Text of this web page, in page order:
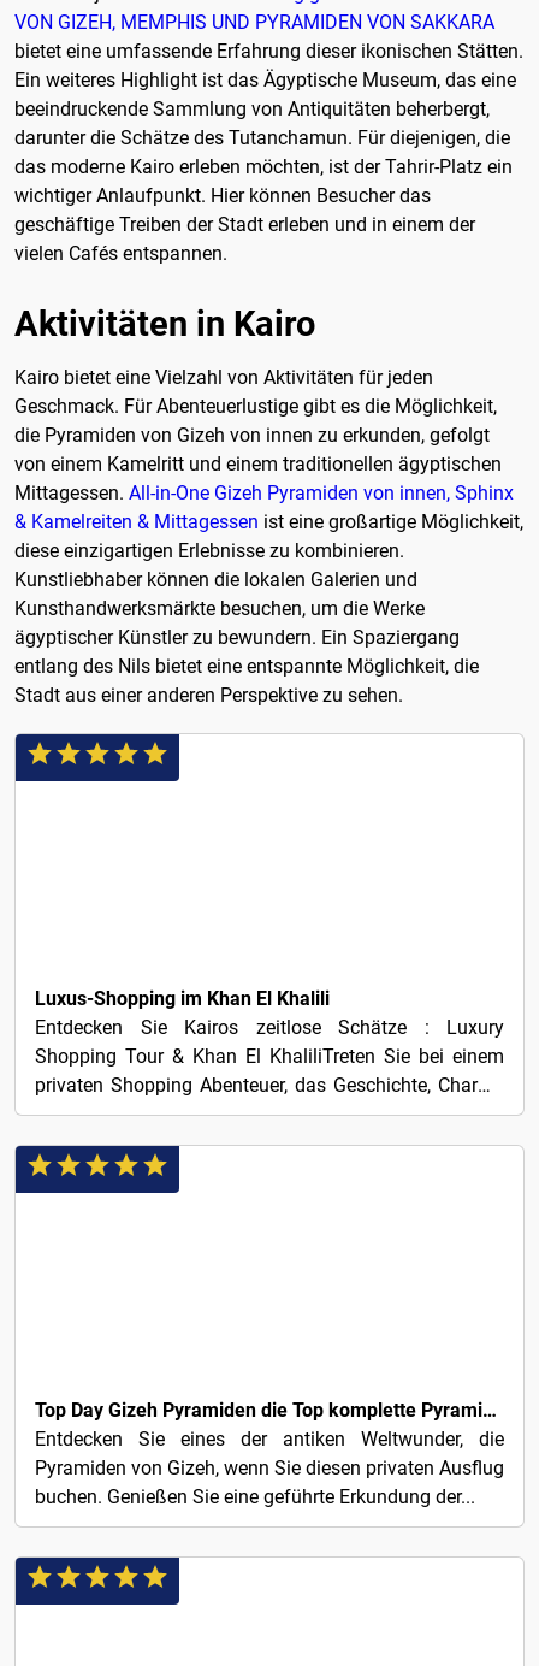
VON GIZEH, MEMPHIS UND PYRAMIDEN VON SAKKARA
bietet eine umfassende Erfahrung dieser ikonischen Stätten.
Ein weiteres Highlight ist das Ägyptische Museum, das eine
beeindruckende Sammlung von Antiquitäten beherbergt,
darunter die Schätze des Tutanchamun. Für diejenigen, die
das moderne Kairo erleben möchten, ist der Tahrir-Platz ein
wichtiger Anlaufpunkt. Hier können Besucher das
geschäftige Treiben der Stadt erleben und in einem der
vielen Cafés entspannen.
Aktivitäten in Kairo
Kairo bietet eine Vielzahl von Aktivitäten für jeden
Geschmack. Für Abenteuerlustige gibt es die Möglichkeit,
die Pyramiden von Gizeh von innen zu erkunden, gefolgt
von einem Kamelritt und einem traditionellen ägyptischen
Mittagessen. All-in-One Gizeh Pyramiden von innen, Sphinx
& Kamelreiten & Mittagessen ist eine großartige Möglichkeit,
diese einzigartigen Erlebnisse zu kombinieren.
Kunstliebhaber können die lokalen Galerien und
Kunsthandwerksmärkte besuchen, um die Werke
ägyptischer Künstler zu bewundern. Ein Spaziergang
entlang des Nils bietet eine entspannte Möglichkeit, die
Stadt aus einer anderen Perspektive zu sehen.
Luxus-Shopping im Khan El Khalili
Entdecken Sie Kairos zeitlose Schätze : Luxury
Shopping Tour & Khan El KhaliliTreten Sie bei einem
privaten Shopping Abenteuer, das Geschichte, Charme
und...
Top Day Gizeh Pyramiden die Top komplette Pyramiden Tour in Kairo
Entdecken Sie eines der antiken Weltwunder, die
Pyramiden von Gizeh, wenn Sie diesen privaten Ausflug
buchen. Genießen Sie eine geführte Erkundung der...